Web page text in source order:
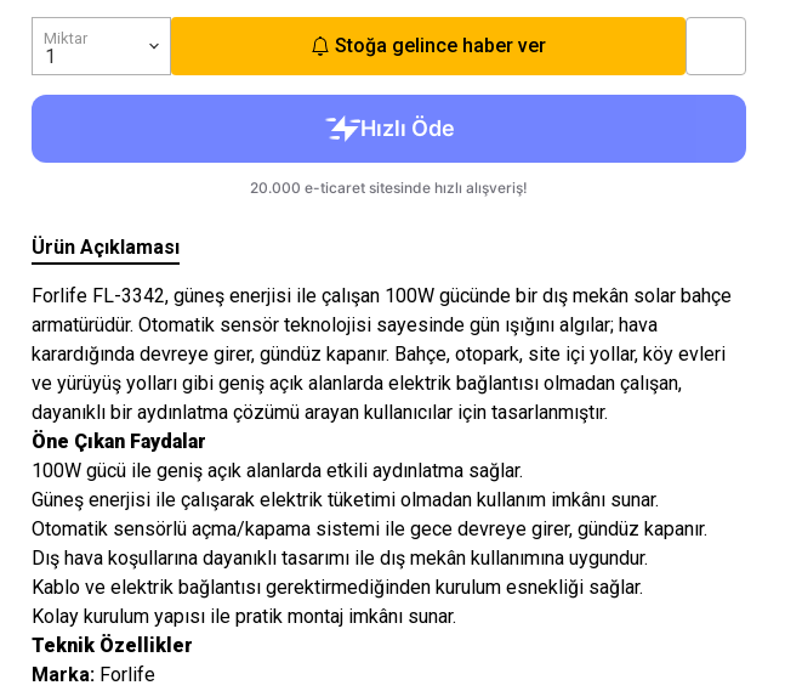
IşıklarıMiktar Stoğa gelince haber ver
Ürün Açıklaması
Forlife FL-3342, güneş enerjisi ile çalışan 100W gücünde bir dış mekân solar bahçe
armatürüdür. Otomatik sensör teknolojisi sayesinde gün ışığını algılar; hava
karardığında devreye girer, gündüz kapanır. Bahçe, otopark, site içi yollar, köy evleri
ve yürüyüş yolları gibi geniş açık alanlarda elektrik bağlantısı olmadan çalışan,
dayanıklı bir aydınlatma çözümü arayan kullanıcılar için tasarlanmıştır.
Öne Çıkan Faydalar
100W gücü ile geniş açık alanlarda etkili aydınlatma sağlar.
Güneş enerjisi ile çalışarak elektrik tüketimi olmadan kullanım imkânı sunar.
Otomatik sensörlü açma/kapama sistemi ile gece devreye girer, gündüz kapanır.
Dış hava koşullarına dayanıklı tasarımı ile dış mekân kullanımına uygundur.
Kablo ve elektrik bağlantısı gerektirmediğinden kurulum esnekliği sağlar.
Kolay kurulum yapısı ile pratik montaj imkânı sunar.
Teknik Özellikler
Marka: Forlife